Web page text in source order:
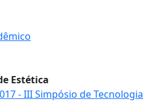
Estética
- III Simpósio de Tecnologia